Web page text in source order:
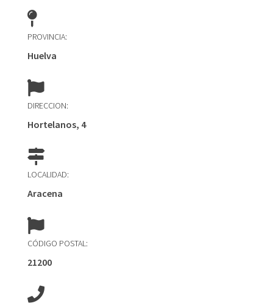
PROVINCIA:
Huelva
DIRECCION:
Hortelanos, 4
LOCALIDAD:
Aracena
CÓDIGO POSTAL:
21200